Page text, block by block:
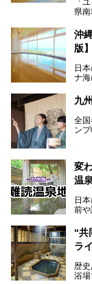
県
位を
ァ
ン
魅
沖
版】
日
ナ海
ず
け
そ
と
九
全
ン
な
変
温
日
前や
そ
形
難
い
“共
ラ
歴
浴